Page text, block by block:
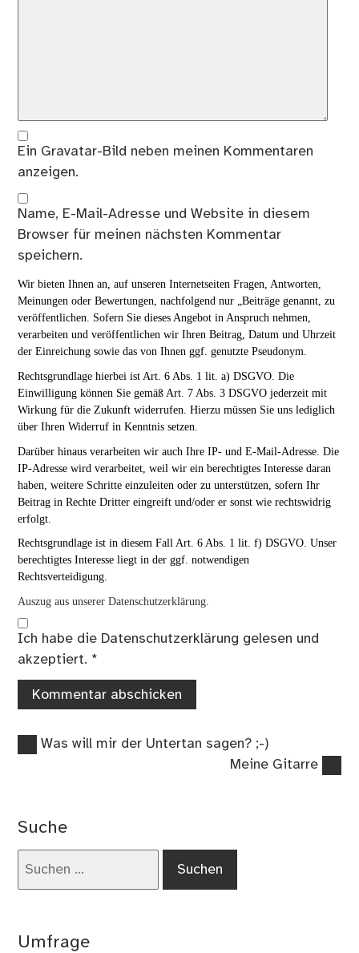
Ein Gravatar-Bild neben meinen Kommentaren
anzeigen.
Name, E-Mail-Adresse und Website in diesem
Browser für meinen nächsten Kommentar
speichern.
Wir bieten Ihnen an, auf unseren Internetseiten Fragen, Antworten,
Meinungen oder Bewertungen, nachfolgend nur „Beiträge genannt, zu
veröffentlichen. Sofern Sie dieses Angebot in Anspruch nehmen,
verarbeiten und veröffentlichen wir Ihren Beitrag, Datum und Uhrzeit
der Einreichung sowie das von Ihnen ggf. genutzte Pseudonym.
Rechtsgrundlage hierbei ist Art. 6 Abs. 1 lit. a) DSGVO. Die
Einwilligung können Sie gemäß Art. 7 Abs. 3 DSGVO jederzeit mit
Wirkung für die Zukunft widerrufen. Hierzu müssen Sie uns lediglich
über Ihren Widerruf in Kenntnis setzen.
Darüber hinaus verarbeiten wir auch Ihre IP- und E-Mail-Adresse. Die
IP-Adresse wird verarbeitet, weil wir ein berechtigtes Interesse daran
haben, weitere Schritte einzuleiten oder zu unterstützen, sofern Ihr
Beitrag in Rechte Dritter eingreift und/oder er sonst wie rechtswidrig
erfolgt.
Rechtsgrundlage ist in diesem Fall Art. 6 Abs. 1 lit. f) DSGVO. Unser
berechtigtes Interesse liegt in der ggf. notwendigen
Rechtsverteidigung.
Auszug aus unserer Datenschutzerklärung.
Ich habe die Datenschutzerklärung gelesen und
akzeptiert. *
Beitragsnavigation
Vorheriger
Was will mir der Untertan sagen? ;-)
Nächster
Meine Gitarre
Suche
Umfrage